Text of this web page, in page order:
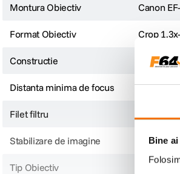
Bine
Montura Obiectiv Canon
Format Obiectiv Crop
Constructie 14
Distanta minima de focus 28 cm
Filet filtru
Stabilizare de imagine Nu
Tip Obiectiv Wide